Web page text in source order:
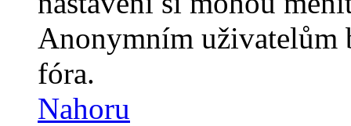
Anonymním uživatelům
fóra.
Nahoru